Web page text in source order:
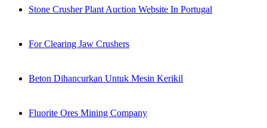
Stone Crusher Plant Auction Website In Portugal
For Clearing Jaw Crushers
Beton Dihancurkan Untuk Mesin Kerikil
Fluorite Ores Mining Company